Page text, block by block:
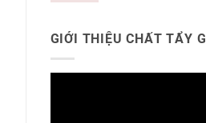
GIỚI THIỆU CHẤT TẨY GỈ